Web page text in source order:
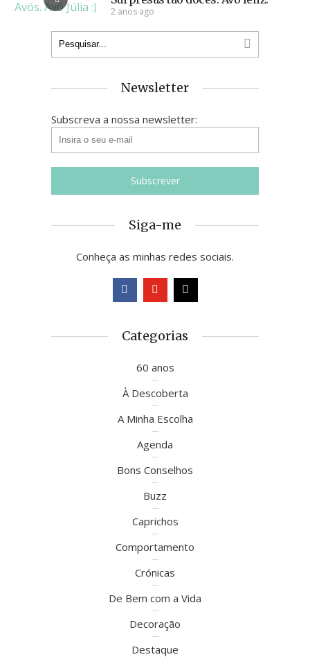
2 anos ago
Newsletter
Subscreva a nossa newsletter:
Siga-me
Conheça as minhas redes sociais.
Categorias
60 anos
À Descoberta
A Minha Escolha
Agenda
Bons Conselhos
Buzz
Caprichos
Comportamento
Crónicas
De Bem com a Vida
Decoração
Destaque